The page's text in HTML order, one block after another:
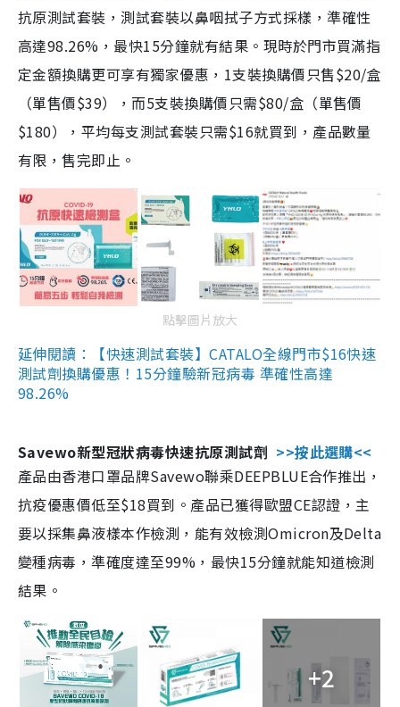
抗原測試套裝，測試套裝以鼻咽拭子方式採樣，準確性
高達98.26%，最快15分鐘就有結果。現時於門市買滿指
定金額換購更可享有獨家優惠，1支裝換購價只售$20/盒
（單售價$39），而5支裝換購價只需$80/盒（單售價
$180），平均每支測試套裝只需$16就買到，產品數量
有限，售完即止。
點擊圖片放大
延伸閱讀：【快速測試套裝】CATALO全線門市$16快速
測試劑換購優惠！15分鐘驗新冠病毒 準確性高達
98.26%
Savewo新型冠狀病毒快速抗原測試劑 >>按此選購<<
產品由香港口罩品牌Savewo聯乘DEEPBLUE合作推出，
抗疫優惠價低至$18買到。產品已獲得歐盟CE認證，主
要以採集鼻液樣本作檢測，能有效檢測Omicron及Delta
變種病毒，準確度達至99%，最快15分鐘就能知道檢測
結果。
+2